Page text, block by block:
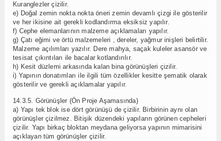
Kuranglezler çizilir.
e) Doğal zemin nokta nokta öneri zemin devamlı çizgi ile gösterilir
ve her ikisine ait gerekli kodlandırma eksiksiz yapılır.
f) Cephe elemanlarının malzeme açıklamaları yapılır.
g) Çatı eğimi ve örtü malzemeleri , dereler, yağmur inişleri belirtilir.
Malzeme açılımları yazılır. Dere mahya, saçak kuleler asansör ve
tesisat çıkıntıları ile bacalar kotlandırılır.
h) Kesit düzlemi arkasında kalan bina görünüşleri çizilir.
i) Yapının donatımları ile ilgili tüm özellikler kesitte şematik olarak
gösterilir ve gerekli açıklamalar yapılır.
14.3.5. Görünüşler (Ön Proje Aşamasında)
a) Yapı tek blok ise dört görünüşü de çizilir. Birbirinin aynı olan
görünüşler çizilmez. Bitişik düzendeki yapıların görünen cepheleri
çizilir. Yapı birkaç bloktan meydana geliyorsa yapının mimarisini
açıklayan tüm görünüşler çizilir.